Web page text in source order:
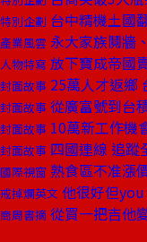
特別企劃 台中精機土國
產業風雲 永大家族鬩牆
人物特寫 放下寶成帝國
封面故事 25萬人才返鄉
封面故事 從廣富號到台
封面故事 10萬新工作機
封面故事 四國連線 追蹤
國際視窗 熟食區不准漲
戒掉爛英文 他很好但
商周書摘 從買一把吉他